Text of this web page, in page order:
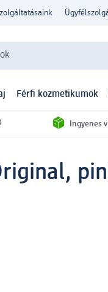
Férfi kozmetikumok
Ingyenes